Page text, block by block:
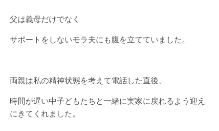
父は義母だけでなく
サポートをしないモラ夫にも腹を立てていました。
両親は私の精神状態を考えて電話した直後、
時間が遅い中子どもたちと一緒に実家に戻れるよう迎え
にきてくれました。